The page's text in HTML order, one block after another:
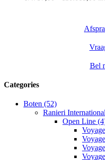
Deze
gekozen
Bel
Categories
Boten (52)
Ranieri
Open Line